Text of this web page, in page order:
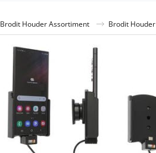
Brodit Houder Assortiment Brodit Houder